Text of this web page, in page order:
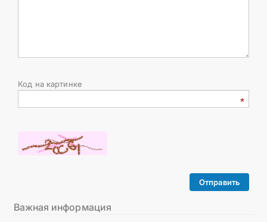
Код на картинке
Отправить
Важная информация